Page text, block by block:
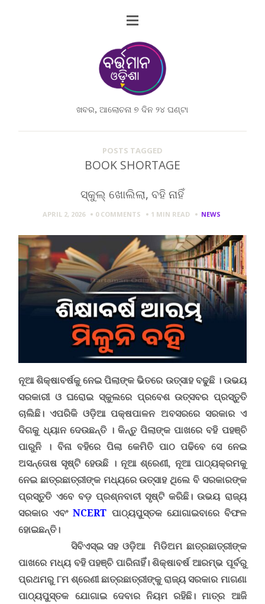
ଖବର, ଆଲୋଚନା ୭ ଦିନ ୨୪ ଘଣ୍ଟା
POSTS TAGGED
BOOK SHORTAGE
ସ୍କୁଲ୍ ଖୋଲିଲା, ବହି ନାହିଁ
APRIL 2, 2026 0 COMMENTS 1 MIN READ NEWS
ନୂଆ ଶିକ୍ଷାବର୍ଷକୁ ନେଇ ପିଲାଙ୍କ ଭିତରେ ଉତ୍ସାହ ବଢୁଛି । ଉଭୟ
ସରକାରୀ ଓ ଘରୋଇ ସ୍କୁଲରେ ପ୍ରବେଶ ଉତ୍ସବର ପ୍ରସ୍ତୁତି
ଚାଲିଛି। ଏପରିକି ଓଡ଼ିଆ ପକ୍ଷପାଳନ ଅବସରରେ ସରକାର ଏ
ଦିଗକୁ ଧ୍ୟାନ ଦେଉଛନ୍ତି । କିନ୍ତୁ ପିଲାଙ୍କ ପାଖରେ ବହି ପହଞ୍ଚି
ପାରୁନି
। ବିନା ବହିରେ ପିଲା କେମିତି ପାଠ ପଢିବେ ସେ ନେଇ
ଅସନ୍ତୋଷ ସୃଷ୍ଟି ହେଉଛି । ନୂଆ ଶ୍ରେଣୀ, ନୂଆ ପାଠ୍ୟକ୍ରମକୁ
ନେଇ ଛାତ୍ରଛାତ୍ରୀଙ୍କ ମଧ୍ୟରେ ଉତ୍ସାହ ଥିଲେ ବି ସରକାରଙ୍କ
ପ୍ରସ୍ତୁତି ଏବେ ବଡ଼ ପ୍ରଶ୍ନବାଚୀ ସୃଷ୍ଟି କରିଛି। ଉଭୟ ରାଜ୍ୟ
ସରକାର ଏବଂNCERT ପାଠ୍ୟପୁସ୍ତକ ଯୋଗାଇବାରେ ବିଫଳ
ହୋଇଛନ୍ତି।
ସିବିଏସ୍‌ଇ ସହ ଓଡ଼ିଆ ମିଡିଅମ ଛାତ୍ରଛାତ୍ରୀଙ୍କ
ପାଖରେ ମଧ୍ୟ ବହି ପହଞ୍ଚି ପାରିନାହିଁ। ଶିକ୍ଷାବର୍ଷ ଆରମ୍ଭ ପୂର୍ବରୁ
ପ୍ରଥମରୁ ୮ମ ଶ୍ରେଣୀ ଛାତ୍ରଛାତ୍ରୀଙ୍କୁ ରାଜ୍ୟ ସରକାର ମାଗଣା
ପାଠ୍ୟପୁସ୍ତକ ଯୋଗାଇ ଦେବାର ନିୟମ ରହିଛି। ମାତ୍ର ଆଜି